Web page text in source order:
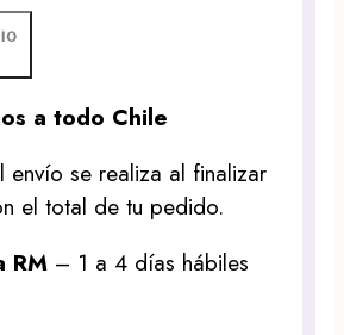
a todo Chile
envío se realiza al finalizar
el total de tu pedido.
RM – 1 a 4 días hábiles